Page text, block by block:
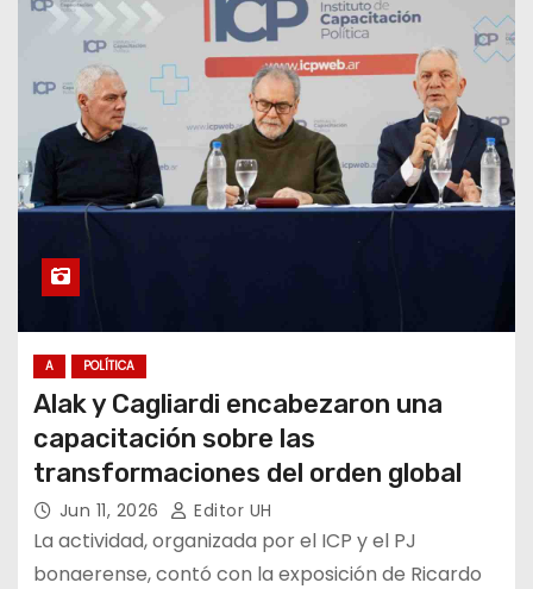
A POLÍTICA
Alak y Cagliardi encabezaron una
capacitación sobre las
transformaciones del orden global
Jun 11, 2026 Editor UH
La actividad, organizada por el ICP y el PJ
bonaerense, contó con la exposición de Ricardo